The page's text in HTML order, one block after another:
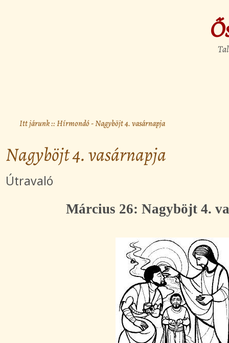
Itt járunk ::Hírmondó- Nagyböjt 4. vasárnapja
Nagyböjt 4. vasárnapja
Útravaló
Március 26: Nagyböjt 4.